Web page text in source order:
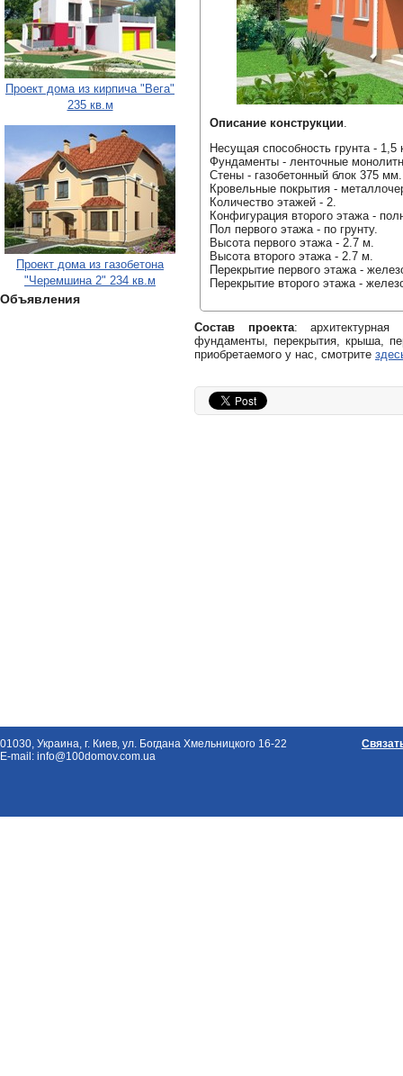
Проект дома из кирпича "Вега"
235 кв.м
Проект дома из газобетона
"Черемшина 2" 234 кв.м
Объявления
Описание конструкции.
Несущая способность грунта - 1,5
Фундаменты - ленточные
Стены - газобетонный блок 375 мм.
Кровельные покрытия -
Количество этажей - 2.
Конфигурация второго этажа -
Пол первого этажа - по грунту.
Высота первого этажа - 2.7 м.
Высота второго этажа - 2.7 м.
Перекрытие первого этажа -
Перекрытие второго этажа -
Состав проекта:
фундаменты, перекрытия, крыша,
приобретаемого у нас, смотрите
01030, Украина, г. Киев, ул. Богдана Хмельницкого 16-22
E-mail: info@100domov.com.ua